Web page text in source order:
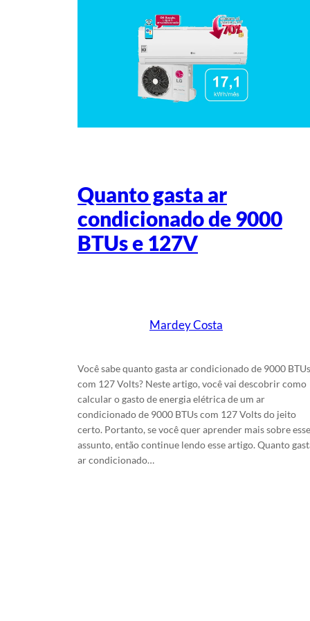
Quanto gasta ar
condicionado de 9000
BTUs e 127V
Mardey Costa
Você sabe quanto gasta ar condicionado de 9000 BTUs
com 127 Volts? Neste artigo, você vai descobrir como
calcular o gasto de energia elétrica de um ar
condicionado de 9000 BTUs com 127 Volts do jeito
certo. Portanto, se você quer aprender mais sobre esse
assunto, então continue lendo esse artigo. Quanto
ar condicionado…